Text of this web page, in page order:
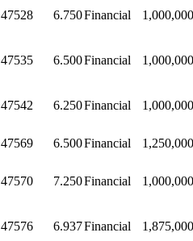
47528 6.750Financial
47535 6.500Financial
47542 6.250Financial
47569 6.500Financial
47570 7.250Financial
47576 6.937Financial